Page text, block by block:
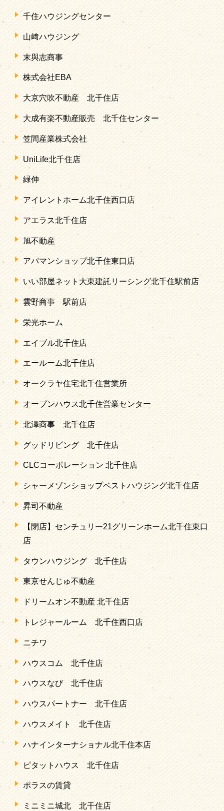
千住ハウジングセンター
山﨑ハウジング
末與志商事
株式会社EBA
大京穴吹不動産 北千住店
大成有楽不動産販売 北千住センター
笠間産業株式会社
UniLife北千住店
緑伸
アイレントホーム北千住西口店
アエラス北千住店
旭不動産
アパマンショップ北千住東口店
いい部屋ネット大東建託リーシング北千住駅前店
雲野商事 駅前店
栄光ホーム
エイブル北千住店
エールーム北千住店
オークラヤ住宅北千住営業所
オープンハウス北千住営業センター
北澤商事 北千住店
グッドリビング 北千住店
CLCコーポレーション 北千住店
シャーメゾンショップベストハウジング北千住店
昇司不動産
【閉店】センチュリー21グリーンホーム北千住東口
店
タウンハウジング 北千住店
東京せんじゅ不動産
ドリームオン不動産 北千住店
トレジャールーム 北千住西口店
ニチワ
ハウスコム 北千住店
ハウスなび 北千住店
ハウスパートナー 北千住店
ハウスメイト 北千住店
ハナインターナショナル北千住本店
ピタットハウス 北千住店
ポラスの賃貸
ミニミニ城北 北千住店